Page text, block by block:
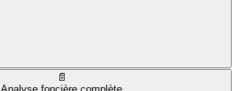
📄